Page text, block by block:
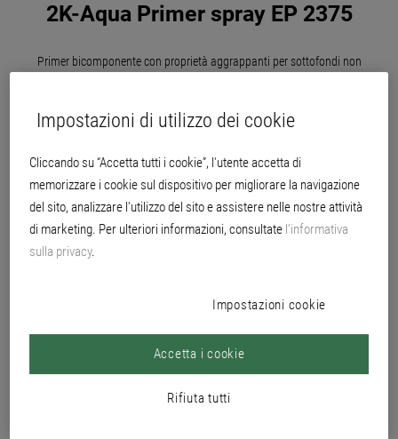
2K-Aqua Primer spray EP 2375
Primer bicomponente con proprietà aggrappanti per sottofondi non
Impostazioni di utilizzo dei cookie
Cliccando su “Accetta tutti i cookie”, l'utente accetta di
memorizzare i cookie sul dispositivo per migliorare la navigazione
del sito, analizzare l'utilizzo del sito e assistere nelle nostre attività
di marketing. Per ulteriori informazioni, consultate l’informativa
sulla privacy.
Impostazioni cookie
Rifiuta tutti
Accetta i cookie